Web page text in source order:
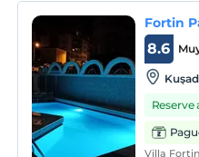
Fortin
8.6
Reserve
Villa